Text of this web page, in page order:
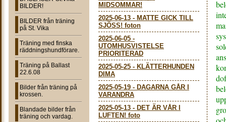
BILDER!
BILDER från träning
på St. Vika
Träning med finska
räddningshundförare.
Träning på Ballast
22.6.08
Bilder från träning på
krossen.
Blandade bilder från
träning och vardag.
MIDSOMMAR!
2025-06-13 - MATTE GICK TILL
SJÖSS! foton
2025-06-05 -
UTOMHUSVISTELSE
PRIORITERAD
2025-05-25 - KLÄTTERHUNDEN
DIMA
2025-05-19 - DAGARNA GÅR I
VARANDRA
2025-05-13 - DET ÄR VÅR I
LUFTEN! foto